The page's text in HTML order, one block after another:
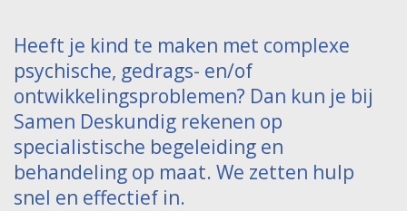
Heeft je kind te maken met complexe
psychische, gedrags- en/of
ontwikkelingsproblemen? Dan kun je bij
Samen Deskundig rekenen op
specialistische begeleiding en
behandeling op maat. We zetten hulp
snel en effectief in.